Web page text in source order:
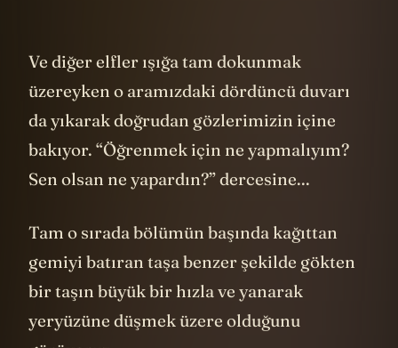
Ve diğer elfler ışığa tam dokunmak
üzereyken o aramızdaki dördüncü duvarı
da yıkarak doğrudan gözlerimizin içine
bakıyor. “Öğrenmek için ne yapmalıyım?
Tam o sırada bölümün başında kağıttan
gemiyi batıran taşa benzer şekilde gökten
bir taşın büyük bir hızla ve yanarak